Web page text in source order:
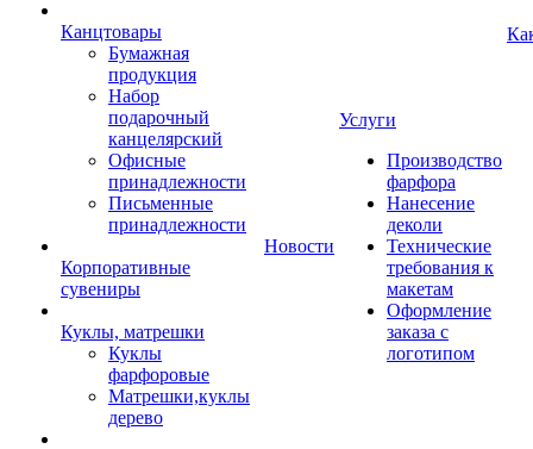
Канцтовары
Бумажная
продукция
Набор
подарочный
канцелярский
Офисные
принадлежности
Письменные
принадлежности
Корпоративные
сувениры
Куклы, матрешки
Куклы
фарфоровые
Матрешки,куклы
дерево
Новости
Услуги
Производство
фарфора
Нанесение
деколи
Технические
требования к
макетам
Оформление
заказа с
логотипом